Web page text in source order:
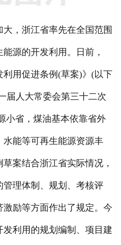
联系我们
，浙江省率先在全国范围
源的开发利用。日前，
利用促进条例(草案)》(以下
届人大常委会第三十二次
小省，煤油基本依靠省外
能等可再生能源资源丰
案结合浙江省实际情况，
理体制、规划、考核评
励等方面作出了规定。今
利用的规划编制、项目建